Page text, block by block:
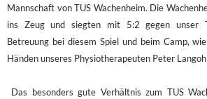
Mannschaft von TUS Wachenheim. Die
ins Zeug und siegten mit 5:2 gegen unser
Betreuung bei diesem Spiel und beim Camp,
Händen unseres Physiotherapeuten Peter
Das besonders gute Verhältnis zum TUS